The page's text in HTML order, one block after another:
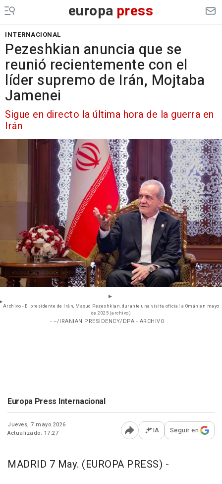
europa press
INTERNACIONAL
Pezeshkian anuncia que se
reunió recientemente con el
líder supremo de Irán, Mojtaba
Jamenei
Sigue en directo la última hora de la guerra en
Irán
Archivo - El presidente de Irán, Masud Pezeshkian, durante una visita oficial a Omán en mayo
de 2025 (archivo)
- --/IRANIAN PRESIDENCY/DPA - ARCHIVO
Europa Press Internacional
Jueves, 7 mayo 2026
Actualizado: 17:27
Abrir opciones para
IA Seguir en
MADRID 7 May. (EUROPA PRESS) -